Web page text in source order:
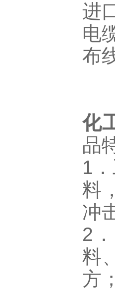
进
电
布
化
品
1
料
冲
2
料
方